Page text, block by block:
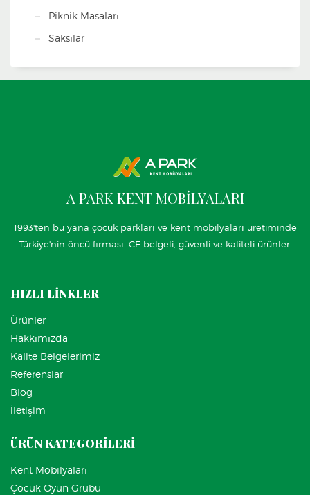
Piknik Masaları
Saksılar
A PARK KENT MOBİLYALARI
1993'ten bu yana çocuk parkları ve kent mobilyaları üretiminde
Türkiye'nin öncü firması. CE belgeli, güvenli ve kaliteli ürünler.
HIZLI LİNKLER
Ürünler
Hakkımızda
Kalite Belgelerimiz
Referenslar
Blog
İletişim
ÜRÜN KATEGORİLERİ
Kent Mobilyaları
Çocuk Oyun Grubu